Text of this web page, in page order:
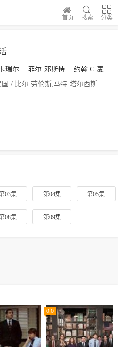
分类
搜索
首页
瑞尔 菲尔·邓斯特
约翰·C·麦金雷
国 / 比尔·劳伦斯,马特·塔尔西斯
03集 第04集 第05集
08集 第09集
0.0